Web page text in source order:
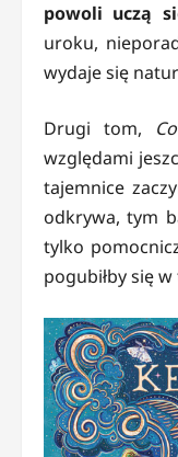
powoli uczą
uroku,
wydaje się
Drugi tom,
względami
tajemnice
odkrywa, tym
tylko
pogubiłby się